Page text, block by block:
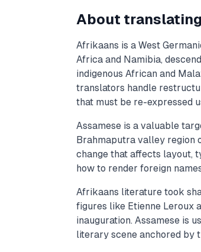
About
Afrikaans is a West
Africa and Namibia,
indigenous African and
translators handle
that must be re-expressed
Assamese is a valuable
Brahmaputra valley region
change that affects layout,
how to render foreign
Afrikaans literature took
figures like Etienne Leroux
inauguration. Assamese is
literary scene anchored by